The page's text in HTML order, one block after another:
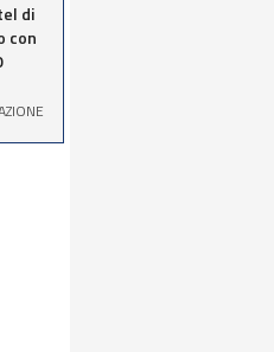
di
con